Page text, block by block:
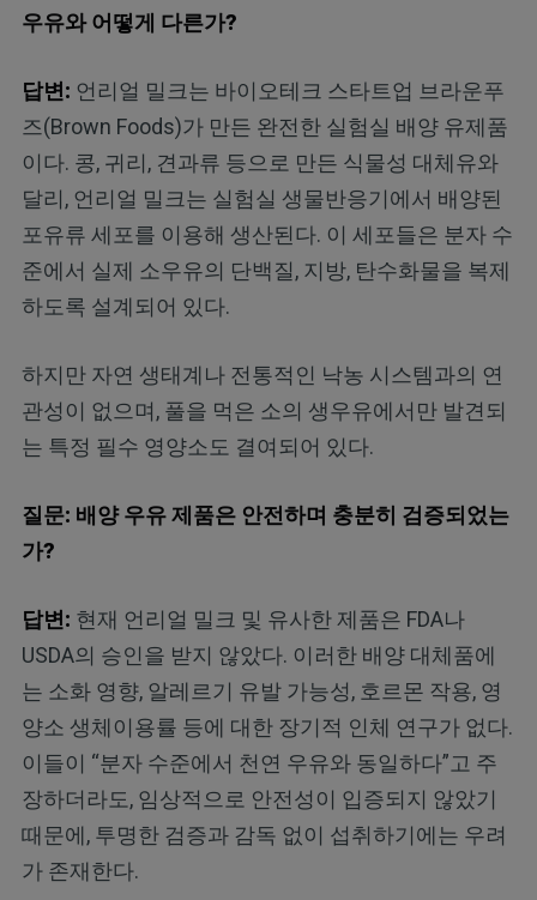
우유와 어떻게 다른가?
답변: 언리얼 밀크는 바이오테크 스타트업 브라운푸
즈(Brown Foods)가 만든 완전한 실험실 배양 유제품
이다. 콩, 귀리, 견과류 등으로 만든 식물성 대체유와
달리, 언리얼 밀크는 실험실 생물반응기에서 배양된
포유류 세포를 이용해 생산된다. 이 세포들은 분자 수
준에서 실제 소우유의 단백질, 지방, 탄수화물을 복제
하도록 설계되어 있다.
하지만 자연 생태계나 전통적인 낙농 시스템과의 연
관성이 없으며, 풀을 먹은 소의 생우유에서만 발견되
는 특정 필수 영양소도 결여되어 있다.
질문: 배양 우유 제품은 안전하며 충분히 검증되었는
가?
답변: 현재 언리얼 밀크 및 유사한 제품은 FDA나
USDA의 승인을 받지 않았다. 이러한 배양 대체품에
는 소화 영향, 알레르기 유발 가능성, 호르몬 작용, 영
양소 생체이용률 등에 대한 장기적 인체 연구가 없다.
이들이 “분자 수준에서 천연 우유와 동일하다”고 주
장하더라도, 임상적으로 안전성이 입증되지 않았기
때문에, 투명한 검증과 감독 없이 섭취하기에는 우려
가 존재한다.